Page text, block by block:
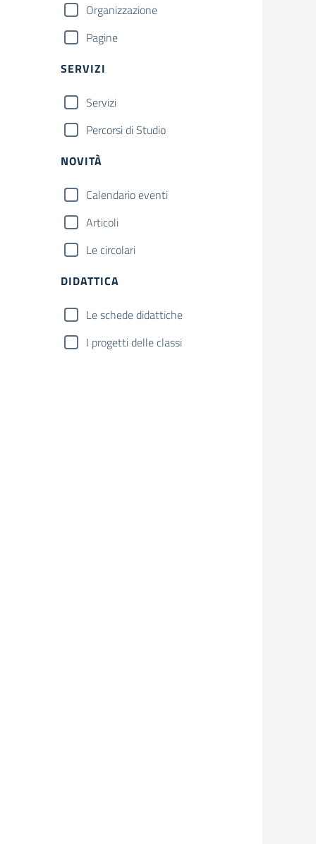
Organizzazione
Pagine
SERVIZI
Servizi
Percorsi di Studio
NOVITÀ
Calendario eventi
Articoli
Le circolari
DIDATTICA
Le schede didattiche
I progetti delle classi